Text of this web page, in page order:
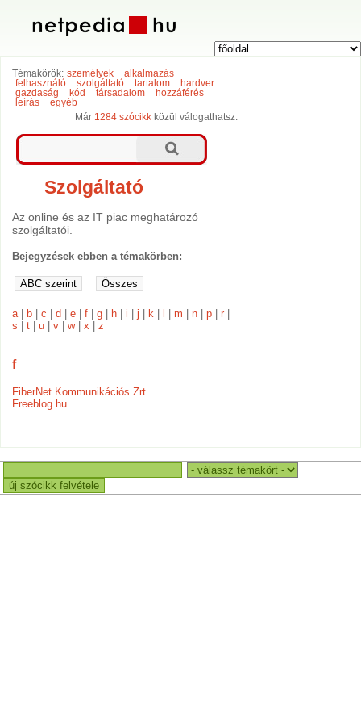
Témakörök: személyek
alkalmazás
felhasználó
szolgáltató tartalom
hardver
gazdaság
kód társadalom
hozzáférés
leírás
egyéb
Már 1284 szócikk közül válogathatsz.
Szolgáltató
Az online és az IT piac meghatározó
szolgáltatói.
Bejegyzések ebben a témakörben:
a| b |c |d |e |f |g h |i |j k |m |n |p |r
s |t |u |v |w|x |z
f
FiberNet Kommunikációs Zrt.
Freeblog.hu